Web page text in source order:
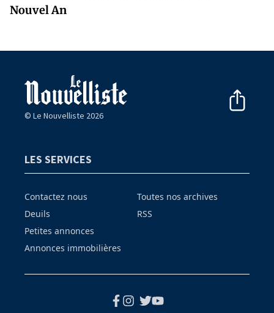
Nouvel An
© Le Nouvelliste 2026
LES SERVICES
Contactez nous
Deuils
Petites annonces
Annonces immobilières
Toutes nos archives
RSS